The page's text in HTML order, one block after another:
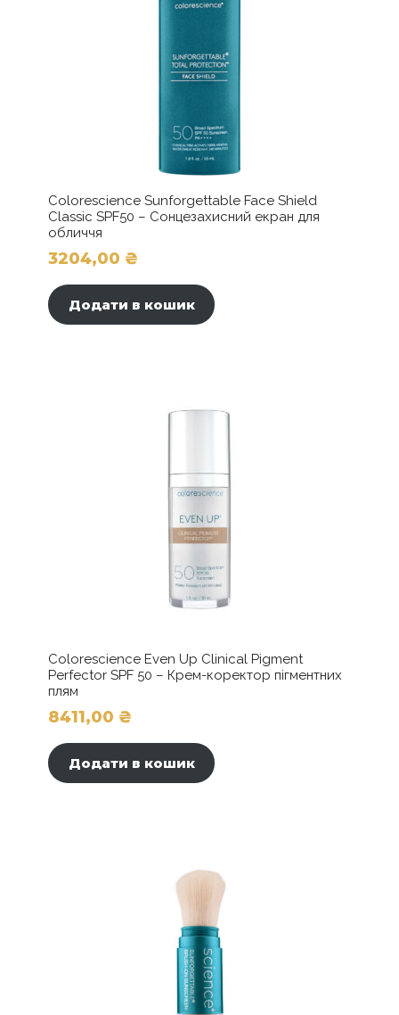
Colorescience Sunforgettable Face Shield
Classic SPF50 – Сонцезахисний екран для
обличчя
3204,00 ₴
Додати в кошик
Colorescience Even Up Clinical Pigment
Perfector SPF 50 – Крем-коректор пігментних
плям
8411,00 ₴
Додати в кошик